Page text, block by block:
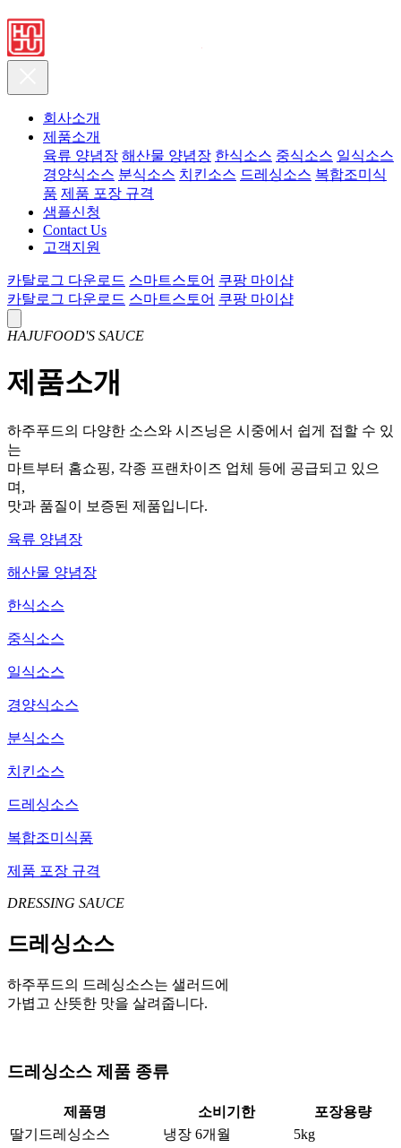
회사소개
제품소개
육류 양념장 해산물 양념장 한식소스 중식소스 일식소스
경양식소스 분식소스 치킨소스 드레싱소스 복합조미식
품 제품 포장 규격
샘플신청
Contact Us
고객지원
카탈로그 다운로드 스마트스토어 쿠팡 마이샵
카탈로그 다운로드 스마트스토어 쿠팡 마이샵
HAJUFOOD'S SAUCE
제품소개
하주푸드의 다양한 소스와 시즈닝은 시중에서 쉽게 접할 수 있
는
마트부터 홈쇼핑, 각종 프랜차이즈 업체 등에 공급되고 있으
며,
맛과 품질이 보증된 제품입니다.
육류 양념장
해산물 양념장
한식소스
중식소스
일식소스
경양식소스
분식소스
치킨소스
드레싱소스
복합조미식품
제품 포장 규격
DRESSING SAUCE
드레싱소스
하주푸드의 드레싱소스는 샐러드에
가볍고 산뜻한 맛을 살려줍니다.
드레싱소스 제품 종류
제품명 소비기한
포장용량
딸기드레싱소스
냉장 6개월
5kg